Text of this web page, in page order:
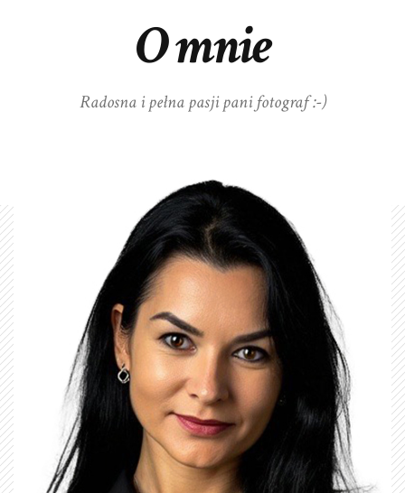
O mnie
Radosna i pełna pasji pani fotograf :-)